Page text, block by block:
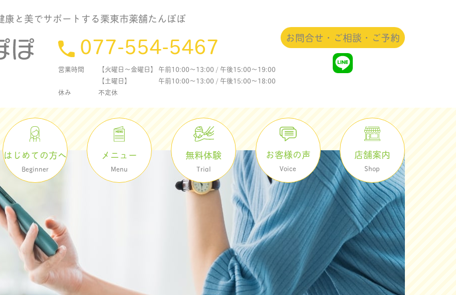
と美でサポートする栗東市薬舗たんぽぽ
077-554-5467
営業時間
【火曜日〜金曜日】 午前10:00〜13:00 / 午後15:00〜19:00
【土曜日】 午前10:00〜13:00 / 午後15:00〜18:00
休み
不定休
お問合せ・ご相談・ご予約
はじめての方へ
Beginner
メニュー
Menu
無料体験
Trial
お客様の声
Voice
店舗案内
Shop